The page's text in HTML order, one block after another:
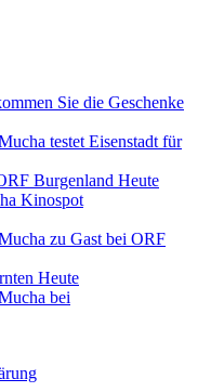
Sie die Geschenke
Burgenland Heute
Heute